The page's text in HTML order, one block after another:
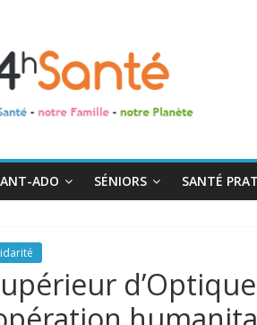
ADO SÉNIORS SANTÉ